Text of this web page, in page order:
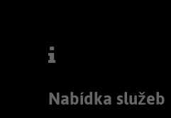
Nabídka služeb